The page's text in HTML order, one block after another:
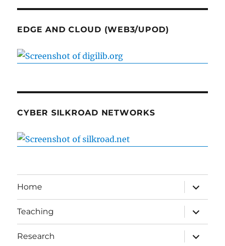
EDGE AND CLOUD (WEB3/UPOD)
CYBER SILKROAD NETWORKS
Home
expand
child
menu
Teaching
expand
child
menu
Research
expand
child